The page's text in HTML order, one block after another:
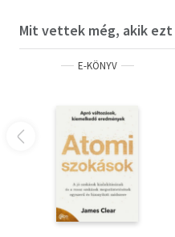
megpróbálja elhitetni
vagyunk - Az élet rövid
úgy hat ránk, mint egy
A letöltéssel kapcsolatos
Mit vettek még, akik
E-KÖNYV